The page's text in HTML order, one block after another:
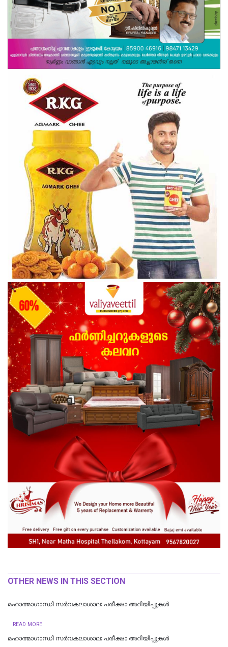
OTHER NEWS IN THIS SECTION
മഹാത്മാഗാന്ധി സർവകലാശാല: പരീക്ഷാ അറിയിപ്പുകൾ
READ MORE
മഹാത്മാഗാന്ധി സർവകലാശാല: പരീക്ഷാ അറിയിപ്പുകൾ